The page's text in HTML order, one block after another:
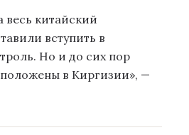
весь китайский
вступить в
Но и до сих пор
в Киргизии», —